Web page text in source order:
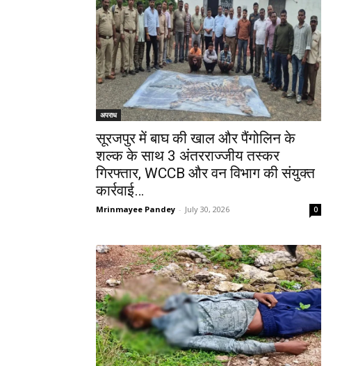
अपराध
सूरजपुर में बाघ की खाल और पैंगोलिन के
शल्क के साथ 3 अंतरराज्जीय तस्कर
गिरफ्तार, WCCB और वन विभाग की संयुक्त
कार्रवाई…
Mrinmayee Pandey - July 30, 2026 0